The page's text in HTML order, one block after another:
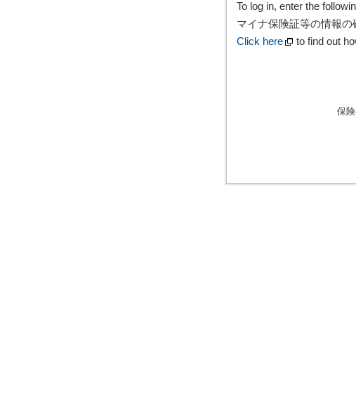
To log in, enter the
マイナ保険証等の情報の
Click here
to find out
保